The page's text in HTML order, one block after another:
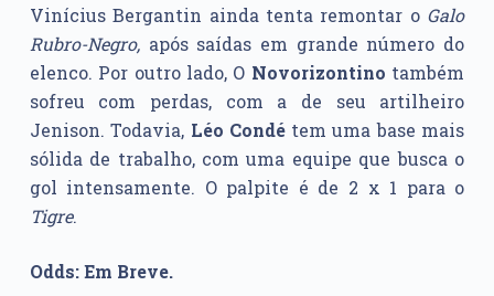
Vinícius Bergantin ainda tenta remontar o Galo
Rubro-Negro, após saídas em grande número do
elenco. Por outro lado, O Novorizontino também
sofreu com perdas, com a de seu artilheiro
Jenison. Todavia, Léo Condé tem uma base mais
sólida de trabalho, com uma equipe que busca o
gol intensamente. O palpite é de 2 x 1 para o
Tigre.
Odds: Em Breve.